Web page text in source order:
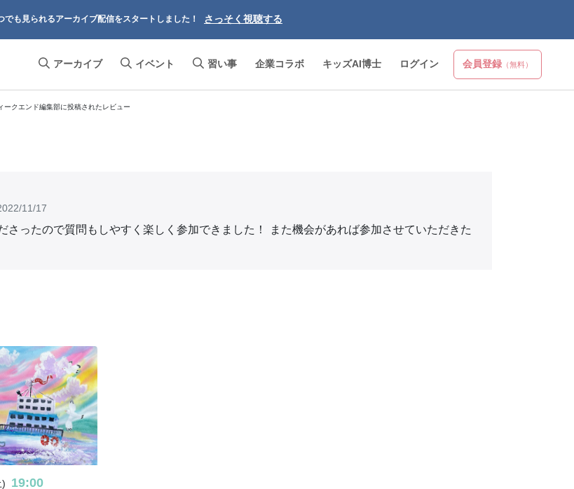
でも見られるアーカイブ配信をスタートしました！ さっそく視聴する
アーカイブ イベント 習い事 企業コラボ キッズAI博士 ログイン 会員登録（無料）
ークエンド編集部に投稿されたレビュー
11/17
ったので質問もしやすく楽しく参加できました！ また機会があれば参加させていただきた
) 19:00